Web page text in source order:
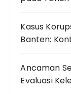
Kasus
Banten:
Ancaman
Evaluasi